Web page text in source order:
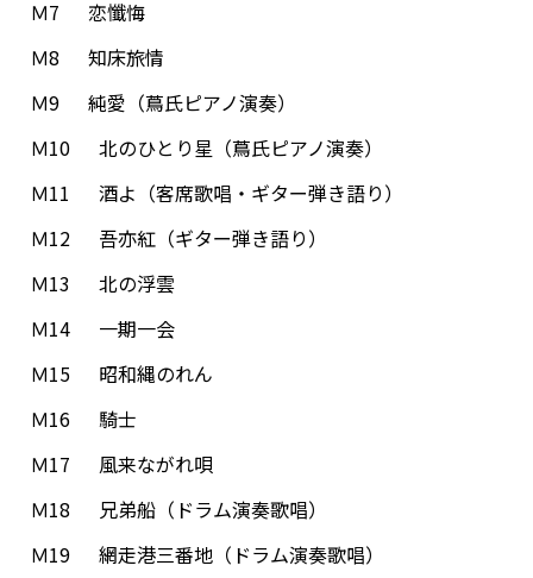
Ｍ7 恋懺悔
Ｍ8 知床旅情
Ｍ9 純愛（蔦氏ピアノ演奏）
Ｍ10 北のひとり星（蔦氏ピアノ演奏）
Ｍ11 酒よ（客席歌唱・ギター弾き語り）
Ｍ12 吾亦紅（ギター弾き語り）
Ｍ13 北の浮雲
Ｍ14 一期一会
Ｍ15 昭和縄のれん
Ｍ16 騎士
Ｍ17 風来ながれ唄
Ｍ18 兄弟船（ドラム演奏歌唱）
Ｍ19 網走港三番地（ドラム演奏歌唱）